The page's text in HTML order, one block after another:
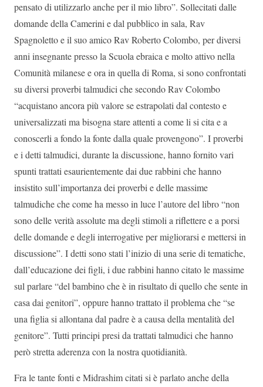
pensato di utilizzarlo anche per il mio libro”. Sollecitati dalle
domande della Camerini e dal pubblico in sala, Rav
Spagnoletto e il suo amico Rav Roberto Colombo, per diversi
anni insegnante presso la Scuola ebraica e molto attivo nella
Comunità milanese e ora in quella di Roma, si sono confrontati
su diversi proverbi talmudici che secondo Rav Colombo
“acquistano ancora più valore se estrapolati dal contesto e
universalizzati ma bisogna stare attenti a come li si cita e a
conoscerli a fondo la fonte dalla quale provengono”. I proverbi
e i detti talmudici, durante la discussione, hanno fornito vari
spunti trattati esaurientemente dai due rabbini che hanno
insistito sull’importanza dei proverbi e delle massime
talmudiche che come ha messo in luce l’autore del libro “non
sono delle verità assolute ma degli stimoli a riflettere e a porsi
delle domande e degli interrogative per migliorarsi e mettersi in
discussione”. I detti sono stati l’inizio di una serie di tematiche,
dall’educazione dei figli, i due rabbini hanno citato le massime
sul parlare “del bambino che è in risultato di quello che sente in
casa dai genitori”, oppure hanno trattato il problema che “se
una figlia si allontana dal padre è a causa della mentalità del
genitore”. Tutti principi presi da trattati talmudici che hanno
però stretta aderenza con la nostra quotidianità.
Fra le tante fonti e Midrashim citati si è parlato anche della